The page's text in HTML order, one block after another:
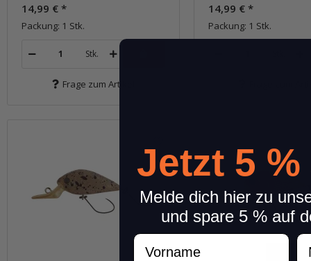
14,99 € *
Packung: 1 Stk.
Stk.
Frage zum Artikel
14,99 € *
Packung: 1 Stk.
Jetzt 5
Melde dich hier zu
und spare 5 % auf
Vorname